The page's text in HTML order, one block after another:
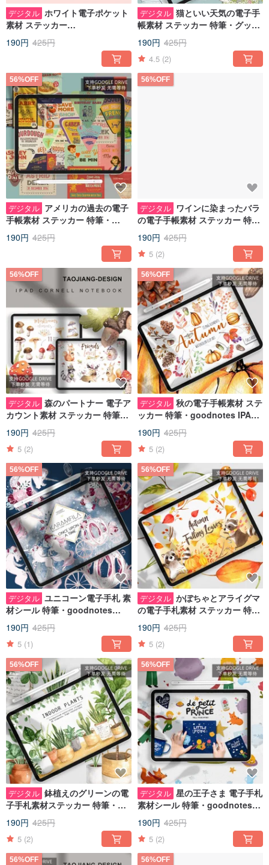
デジタル ホワイト電子ポケット
素材 ステッカー
Notability/goodnotes IPAD
Note Pocket
190円 425円
デジタル 猫といい天気の電子手
帳素材 ステッカー 特筆・グッド
ノート IPADノート
190円 425円
4.5 (2)
56%OFF
デジタル アメリカの過去の電子
手帳素材 ステッカー 特筆・
goodnotes IPADノート素材
190円 425円
56%OFF
デジタル ワインに染まったバラ
の電子手帳素材 ステッカー 特
筆・goodnotes IPADノート素材
190円 425円
5 (2)
56%OFF
デジタル 森のパートナー 電子ア
カウント素材 ステッカー 特筆・
goodnotes IPADメモ素材
190円 425円
5 (2)
56%OFF
デジタル 秋の電子手帳素材 ステ
ッカー 特筆・goodnotes IPAD
ノート素材をピックアップ
190円 425円
5 (2)
56%OFF
デジタル ユニコーン電子手札 素
材シール 特筆・goodnotes
IPADメモ素材
190円 425円
5 (1)
56%OFF
デジタル かぼちゃとアライグマ
の電子手札素材 ステッカー 特
筆・goodnotes iPadメモ素材
190円 425円
5 (2)
56%OFF
デジタル 鉢植えのグリーンの電
子手札素材ステッカー 特筆・
goodnotes IPADメモ素材
190円 425円
5 (2)
56%OFF
デジタル 星の王子さま 電子手札
素材シール 特筆・goodnotes
IPADメモ素材
190円 425円
5 (2)
56%OFF 56%OFF